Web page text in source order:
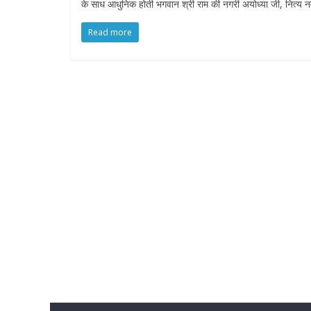
के साध आधुनिक होती भगवान श्री राम की नगरी अयोध्या जी, नित्य
Read more